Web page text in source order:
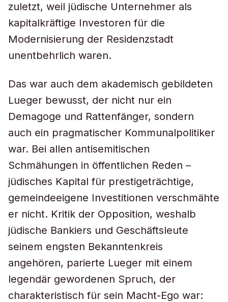
zuletzt, weil jüdische Unternehmer als
kapitalkräftige Investoren für die
Modernisierung der Residenzstadt
unentbehrlich waren.
Das war auch dem akademisch gebildeten
Lueger bewusst, der nicht nur ein
Demagoge und Rattenfänger, sondern
auch ein pragmatischer Kommunalpolitiker
war. Bei allen antisemitischen
Schmähungen in öffentlichen Reden –
jüdisches Kapital für prestigeträchtige,
gemeindeeigene Investitionen verschmähte
er nicht. Kritik der Opposition, weshalb
jüdische Bankiers und Geschäftsleute
seinem engsten Bekanntenkreis
angehören, parierte Lueger mit einem
legendär gewordenen Spruch, der
charakteristisch für sein Macht-Ego war: